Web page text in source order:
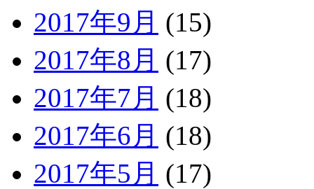
2017年9月 (15)
2017年8月 (17)
2017年7月 (18)
2017年6月 (18)
2017年5月 (17)